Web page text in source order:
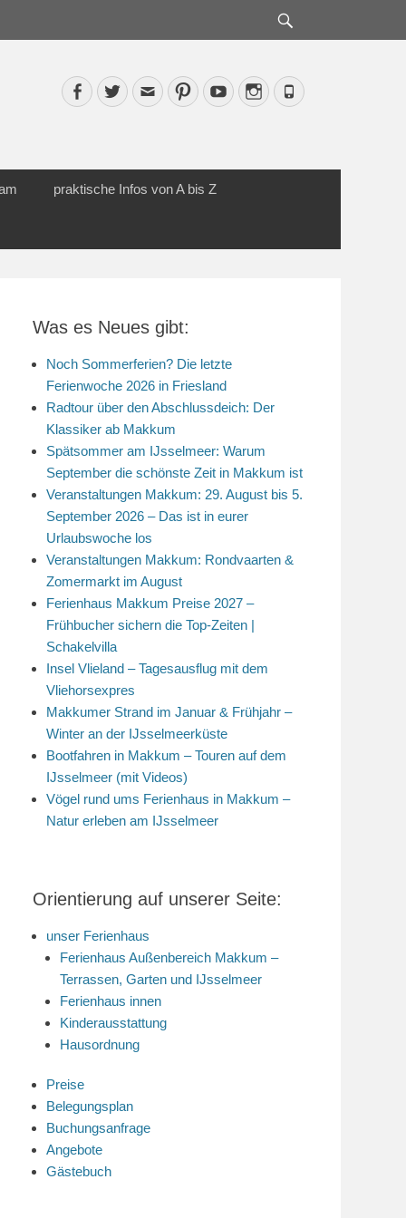
Facebook
TwitterEmailPinterestYouTubeInstagram
Phone
praktische Infos von A bis Z
Was es Neues gibt:
Noch Sommerferien? Die letzte
Ferienwoche 2026 in Friesland
Radtour über den Abschlussdeich: Der
Klassiker ab Makkum
Spätsommer am IJsselmeer: Warum
September die schönste Zeit in Makkum ist
Veranstaltungen Makkum: 29. August bis 5.
September 2026 – Das ist in eurer
Urlaubswoche los
Veranstaltungen Makkum: Rondvaarten &
Zomermarkt im August
Ferienhaus Makkum Preise 2027 –
Frühbucher sichern die Top-Zeiten |
Schakelvilla
Insel Vlieland – Tagesausflug mit dem
Vliehorsexpres
Makkumer Strand im Januar & Frühjahr –
Winter an der IJsselmeerküste
Bootfahren in Makkum – Touren auf dem
IJsselmeer (mit Videos)
Vögel rund ums Ferienhaus in Makkum –
Natur erleben am IJsselmeer
Orientierung auf unserer Seite:
unser Ferienhaus
Ferienhaus Außenbereich Makkum –
Terrassen, Garten und IJsselmeer
Ferienhaus innen
Kinderausstattung
Hausordnung
Preise
Belegungsplan
Buchungsanfrage
Angebote
Gästebuch